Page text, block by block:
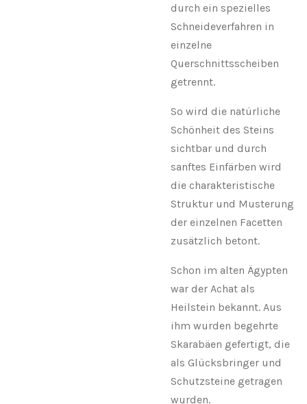
durch ein spezielles
Schneideverfahren in
einzelne
Querschnittsscheiben
getrennt.
So wird die natürliche
Schönheit des Steins
sichtbar und durch
sanftes Einfärben wird
die charakteristische
Struktur und Musterung
der einzelnen Facetten
zusätzlich betont.
Schon im alten Ägypten
war der Achat als
Heilstein bekannt. Aus
ihm wurden begehrte
Skarabäen gefertigt, die
als Glücksbringer und
Schutzsteine getragen
wurden.